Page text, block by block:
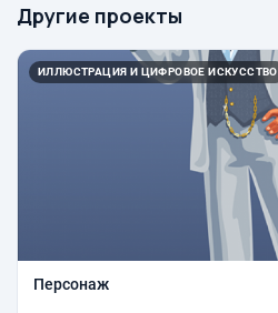
Другие проекты
ИЛЛЮСТРАЦИЯ И ЦИФРОВОЕ ИСКУССТВО
Персонаж